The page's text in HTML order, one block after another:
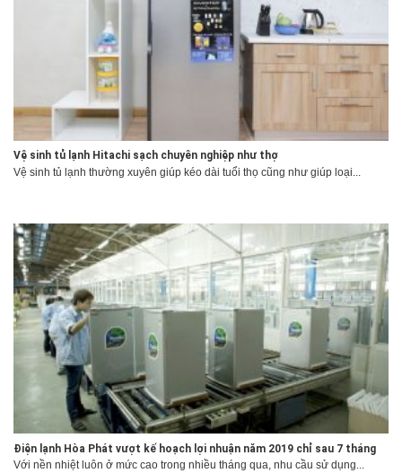
Vệ sinh tủ lạnh Hitachi sạch chuyên nghiệp như thợ
Vệ sinh tủ lạnh thường xuyên giúp kéo dài tuổi thọ cũng như giúp loại...
Điện lạnh Hòa Phát vượt kế hoạch lợi nhuận năm 2019 chỉ sau 7 tháng
Với nền nhiệt luôn ở mức cao trong nhiều tháng qua, nhu cầu sử dụng...